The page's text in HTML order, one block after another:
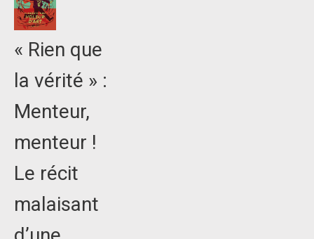
« Rien que
la vérité » :
Menteur,
menteur !
Le récit
malaisant